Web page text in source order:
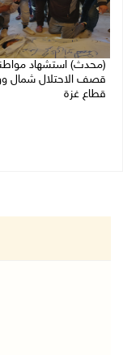
(محدث) استشهاد
قصف الاحتلال شمال
قطاع غزة